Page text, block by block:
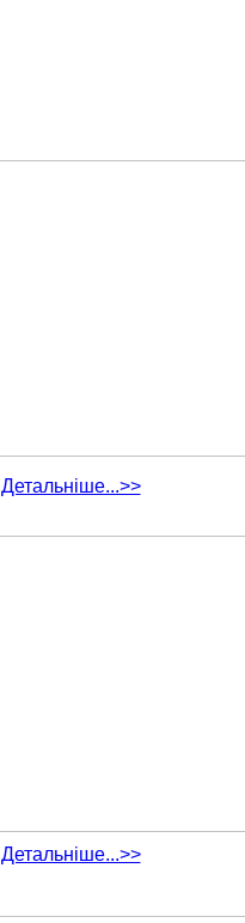
Детальніше...>>
Детальніше...>>